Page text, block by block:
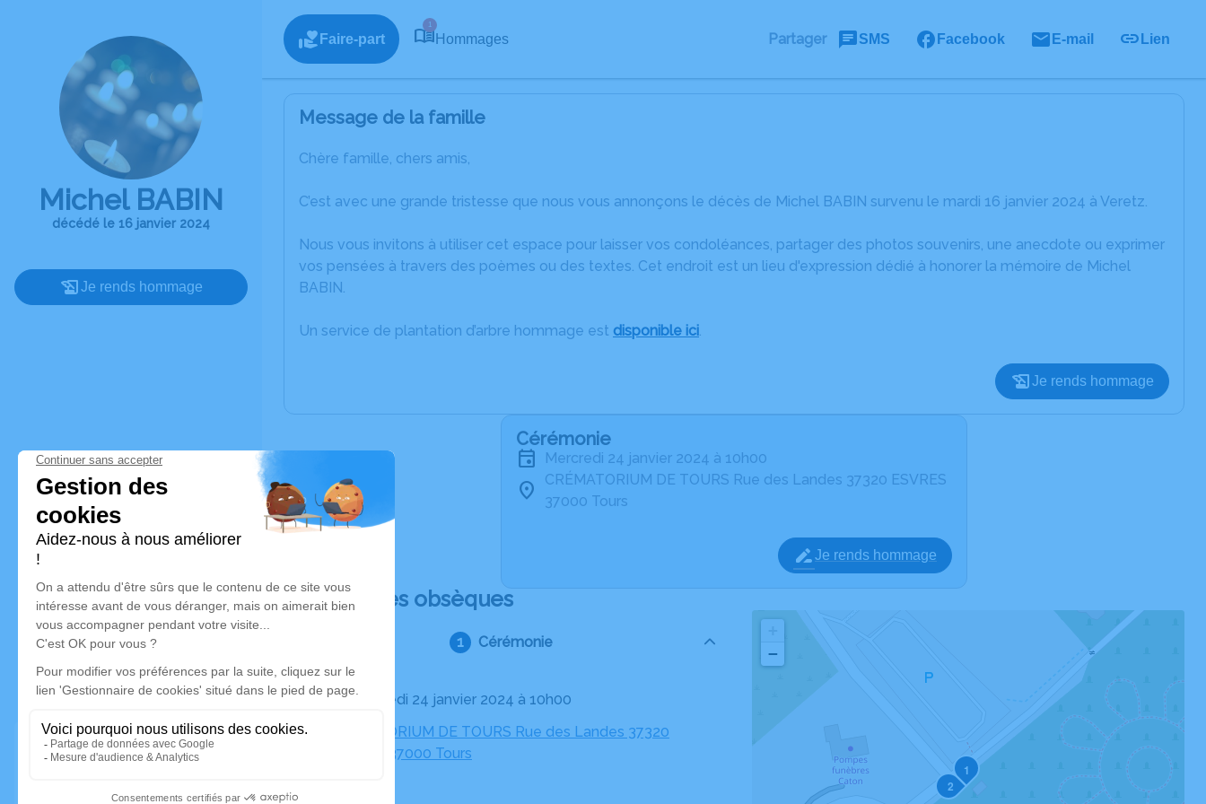
Michel BABIN
décédé le 16 janvier 2024
Je rends hommage
Faire-part
1
Hommages Partager SMS Facebook E-mail Lien
Message de la famille
Chère famille, chers amis,
C’est avec une grande tristesse que nous vous annonçons le décès de Michel BABIN survenu le mardi 16 janvier 2024 à Veretz.
Nous vous invitons à utiliser cet espace pour laisser vos condoléances, partager des photos souvenirs, une anecdote ou exprimer
vos pensées à travers des poèmes ou des textes. Cet endroit est un lieu d'expression dédié à honorer la mémoire de Michel
BABIN.
Un service de plantation d’arbre hommage est disponible ici.
Je rends hommage
Cérémonie
mercredi 24 janvier 2024 à 10h00
CRÉMATORIUM DE TOURS Rue des Landes 37320 ESVRES
37000 Tours
Je rends hommage
Déroulé des obsèques
Cérémonie
Le mercredi 24 janvier 2024 à 10h00
CRÉMATORIUM DE TOURS Rue des Landes 37320
ESVRES, 37000 Tours
1
2
−